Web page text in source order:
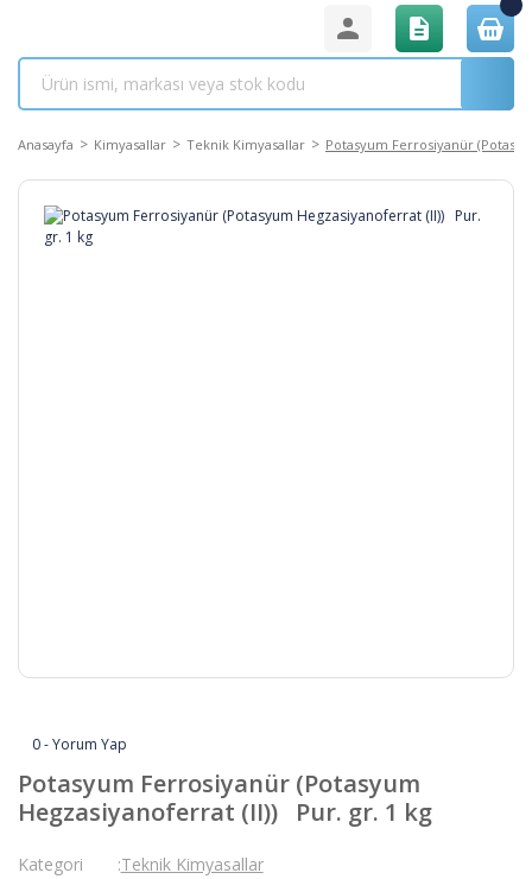
Anasayfa Kimyasallar Teknik Kimyasallar Potasyum Ferrosiyanür
0 - Yorum Yap
Potasyum Ferrosiyanür (Potasyum
Hegzasiyanoferrat (II)) Pur. gr. 1 kg
Kategori
Teknik Kimyasallar